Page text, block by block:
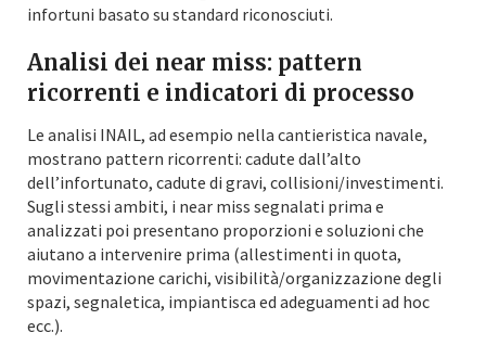
infortuni basato su standard riconosciuti.
Analisi dei near miss: pattern
ricorrenti e indicatori di processo
Le analisi INAIL, ad esempio nella cantieristica navale,
mostrano pattern ricorrenti: cadute dall’alto
dell’infortunato, cadute di gravi, collisioni/investimenti.
Sugli stessi ambiti, i near miss segnalati prima e
analizzati poi presentano proporzioni e soluzioni che
aiutano a intervenire prima (allestimenti in quota,
movimentazione carichi, visibilità/organizzazione degli
spazi, segnaletica, impiantisca ed adeguamenti ad hoc
ecc.).